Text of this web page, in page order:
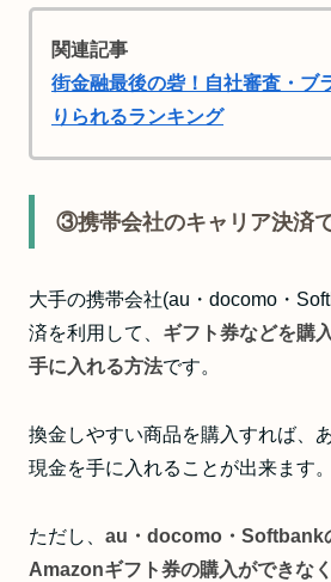
関連記事
街金融最後の砦！自社審査・ブ
りられるランキング
③携帯会社のキャリア決済
大手の携帯会社(au・docomo・
済を利用して、 ギフト券などを購
手に入れる方法です。
換金しやすい商品を購入すれば、
現金を手に入れることが出来ます。
ただし、 au・docomo・Softbank
Amazonギフト券の購入ができな